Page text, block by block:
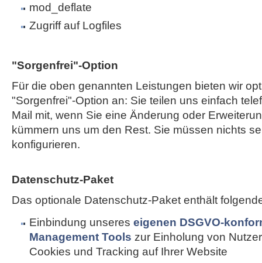
mod_deflate
Zugriff auf Logfiles
"Sorgenfrei"-Option
Für die oben genannten Leistungen bieten wir
"Sorgenfrei"-Option an: Sie teilen uns einfach
Mail mit, wenn Sie eine Änderung oder
kümmern uns um den Rest. Sie müssen nichts
konfigurieren.
Datenschutz-Paket
Das optionale Datenschutz-Paket enthält
Einbindung unseres eigenen DSGVO-
Management Tools zur Einholung von
Cookies und Tracking auf Ihrer Website